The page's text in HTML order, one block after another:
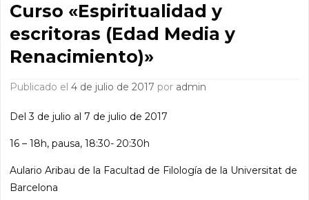
Curso «Espiritualidad y
escritoras (Edad Media y
Renacimiento)»
Publicado el4 de julio de 2017 por admin
Del 3 de julio al 7 de julio de 2017
16 – 18h, pausa, 18:30- 20:30h
Aulario Aribau de la Facultad de Filología de la Universitat de
Barcelona